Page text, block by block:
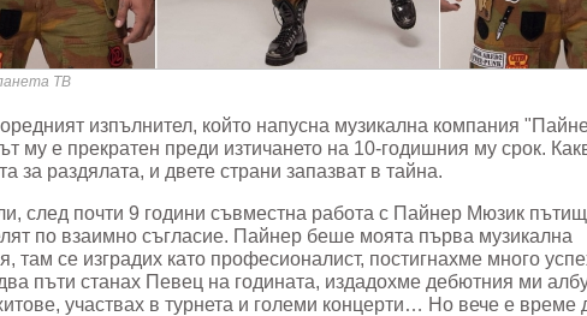
ТВ
изпълнител, който напусна музикална компания
му е прекратен преди изтичането на 10-годишния му срок.
за раздялата, и двете страни запазват в тайна.
след почти 9 години съвместна работа с Пайнер Мюзик
по взаимно съгласие. Пайнер беше моята първа музикална
там се изградих като професионалист, постигнахме много
пъти станах Певец на годината, издадохме дебютния ми
участвах в турнета и големи концерти… Но вече е време